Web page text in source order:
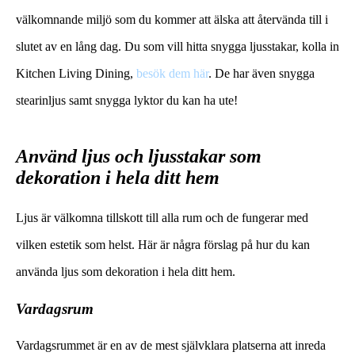
välkomnande miljö som du kommer att älska att återvända till i
slutet av en lång dag. Du som vill hitta snygga ljusstakar, kolla in
Kitchen Living Dining, besök dem här. De har även snygga
stearinljus samt snygga lyktor du kan ha ute!
Använd ljus och ljusstakar som
dekoration i hela ditt hem
Ljus är välkomna tillskott till alla rum och de fungerar med
vilken estetik som helst. Här är några förslag på hur du kan
använda ljus som dekoration i hela ditt hem.
Vardagsrum
Vardagsrummet är en av de mest självklara platserna att inreda